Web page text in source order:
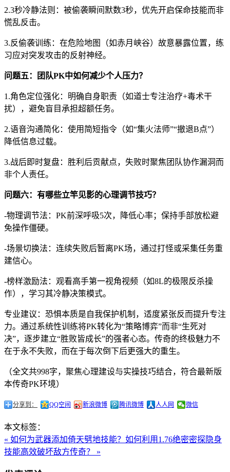
2.3秒冷静法则：被偷袭瞬间默数3秒，优先开启保命技能而非
慌乱反击。
3.反偷袭训练：在危险地图（如赤月峡谷）故意暴露位置，练
习应对突发攻击的反射神经。
问题五：团队PK中如何减少个人压力？
1.角色定位强化：明确自身职责（如道士专注治疗+毒术干
扰），避免盲目承担超额任务。
2.语音沟通简化：使用简短指令（如“集火法师”“撤退B点”）
降低信息过载。
3.战后即时复盘：胜利后贡献点，失败时聚焦团队协作漏洞而
非个人责任。
问题六：有哪些立竿见影的心理调节技巧？
-物理调节法：PK前深呼吸5次，降低心率；保持手部放松避
免操作僵硬。
-场景切换法：连续失败后暂离PK场，通过打怪或采集任务重
建信心。
-榜样激励法：观看高手第一视角视频（如8L的极限反杀操
作），学习其冷静决策模式。
专业建议：恐惧本质是自我保护机制，适度紧张反而提升专注
力。通过系统性训练将PK转化为“策略博弈”而非“生死对
决”，逐步建立“胜败皆成长”的强者心态。传奇的终极魅力不
在于永不失败，而在于每次倒下后更强大的重生。
（全文共998字，聚焦心理建设与实操技巧结合，符合最新版
本传奇PK环境）
分享到： QQ空间 新浪微博 腾讯微博 人人网 微信
本文标签：
« 如何为武器添加倚天劈地技能？ 如何利用1.76绝密密探隐身
技能高效破坏敌方传奇？ »